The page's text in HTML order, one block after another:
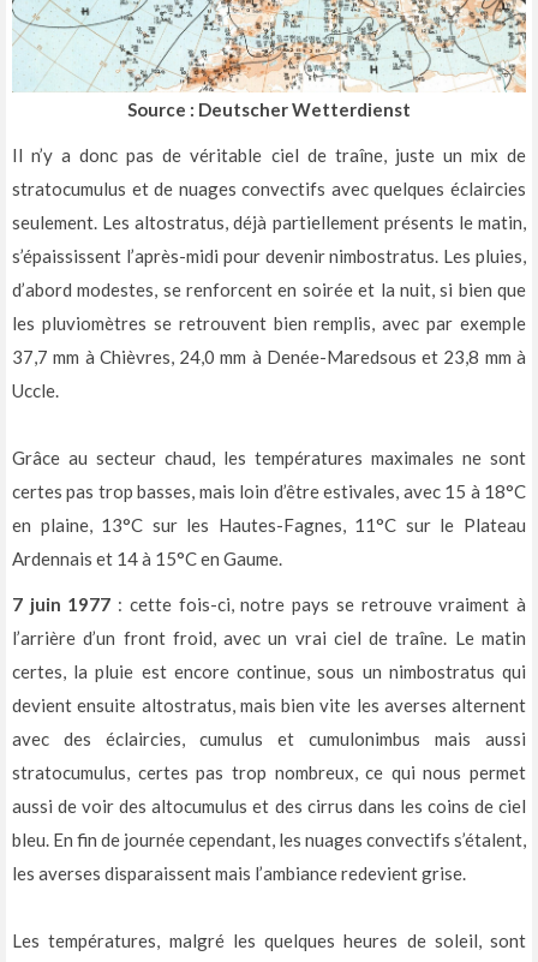
Source : Deutscher Wetterdienst
Il n’y a donc pas de véritable ciel de traîne, juste un mix de
stratocumulus et de nuages convectifs avec quelques éclaircies
seulement. Les altostratus, déjà partiellement présents le matin,
s’épaississent l’après-midi pour devenir nimbostratus. Les pluies,
d’abord modestes, se renforcent en soirée et la nuit, si bien que
les pluviomètres se retrouvent bien remplis, avec par exemple
37,7 mm à Chièvres, 24,0 mm à Denée-Maredsous et 23,8 mm à
Uccle.
Grâce au secteur chaud, les températures maximales ne sont
certes pas trop basses, mais loin d’être estivales, avec 15 à 18°C
en plaine, 13°C sur les Hautes-Fagnes, 11°C sur le Plateau
Ardennais et 14 à 15°C en Gaume.
7 juin 1977 : cette fois-ci, notre pays se retrouve vraiment à
l’arrière d’un front froid, avec un vrai ciel de traîne. Le matin
certes, la pluie est encore continue, sous un nimbostratus qui
devient ensuite altostratus, mais bien vite les averses alternent
avec des éclaircies, cumulus et cumulonimbus mais aussi
stratocumulus, certes pas trop nombreux, ce qui nous permet
aussi de voir des altocumulus et des cirrus dans les coins de ciel
bleu. En fin de journée cependant, les nuages convectifs s’étalent,
les averses disparaissent mais l’ambiance redevient grise.
Les températures, malgré les quelques heures de soleil, sont